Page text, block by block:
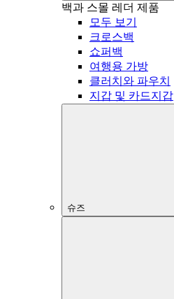
백과 스몰 레더 제품
모두 보기
크로스백
쇼퍼백
여행용 가방
클러치와 파우치
지갑 및 카드지갑
슈즈